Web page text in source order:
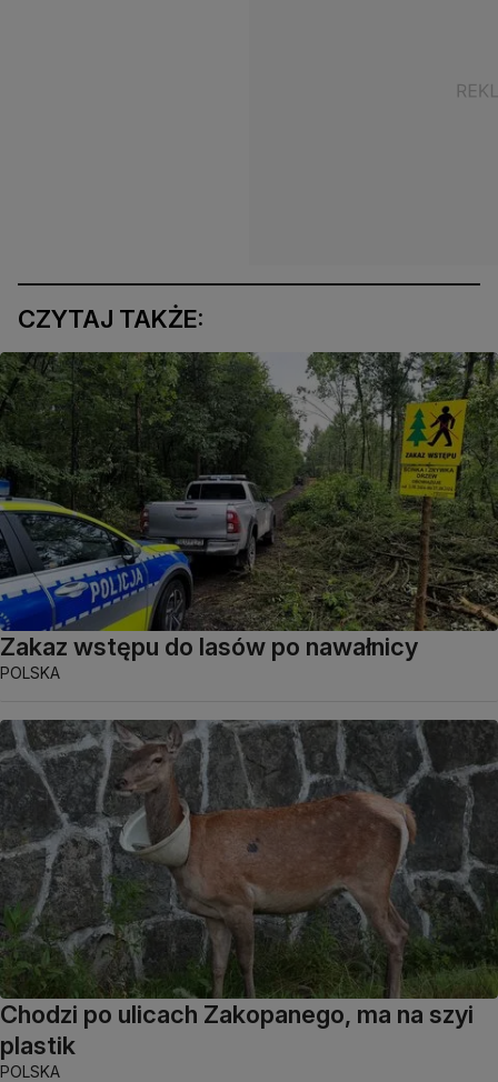
CZYTAJ TAKŻE:
Zakaz wstępu do lasów po nawałnicy
POLSKA
Chodzi po ulicach Zakopanego, ma na szyi
plastik
POLSKA